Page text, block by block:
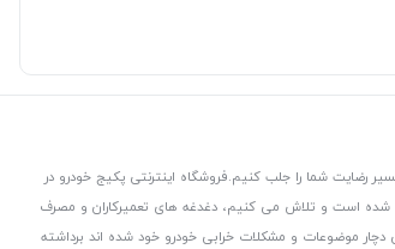
رضایت شما را جلب کنیم.فروشگاه اینترنتی پکیج خودرو در
شده است و تلاش می کنیم، دغدغه های تعمیرکاران و مصرف
دچار موضوعات و مشکلات خرابی خودرو خود شده اند برداشته